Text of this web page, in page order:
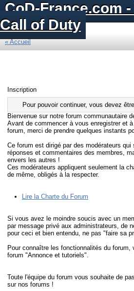
CoD-France.com
Call of Duty
« Accueil
Inscription
Pour pouvoir continuer, vous devez
Bienvenue sur notre forum communautaire
Avant de commencer à vous enregistrer et
forum, merci de prendre quelques instants
Ce forum est dirigé par des modérateurs
réponses et commentaires des membres,
envers les autres !
Ces modérateurs appliquent seulement la
de même, obligés à la respecter.
Lire la Charte du Forum
Si vous avez le moindre soucis avec un
par message privé aux administrateurs, de
pour ceci et bien entendu, ne pas "faire sa
Pour connaître les fonctionnalités du forum,
forum "Annonce et tutoriels".
Toute l'équipe du forum vous souhaite de
sur nos forums !